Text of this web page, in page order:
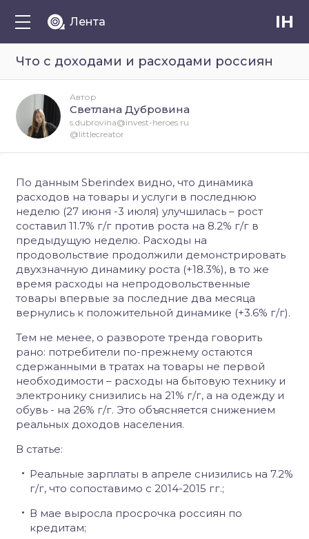
Лента IH
Что с доходами и расходами россиян
По данным Sberindex видно, что динамика
расходов на товары и услуги в последнюю
неделю (27 июня -3 июля) улучшилась – рост
составил 11.7% г/г против роста на 8.2% г/г в
предыдущую неделю. Расходы на
продовольствие продолжили демонстрировать
двухзначную динамику роста (+18.3%), в то же
время расходы на непродовольственные
товары впервые за последние два месяца
вернулись к положительной динамике (+3.6% г/г).
Тем не менее, о развороте тренда говорить
рано: потребители по-прежнему остаются
сдержанными в тратах на товары не первой
необходимости – расходы на бытовую технику и
электронику снизились на 21% г/г, а на одежду и
обувь - на 26% г/г. Это объясняется снижением
реальных доходов населения.
В статье:
Реальные зарплаты в апреле снизились на 7.2%
г/г, что сопоставимо с 2014-2015 гг.;
В мае выросла просрочка россиян по
кредитам;
Автор
Светлана Дубровина
s.dubrovina@invest-heroes.ru
@littlecreator